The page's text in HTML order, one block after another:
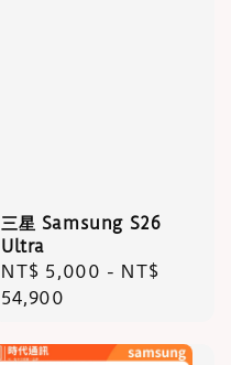
三星 Samsung S26
Ultra
Regular
price
NT$ 5,000 - NT$
54,900